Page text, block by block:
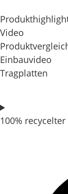
Video
Einbauvideo
Tragplatten
100%